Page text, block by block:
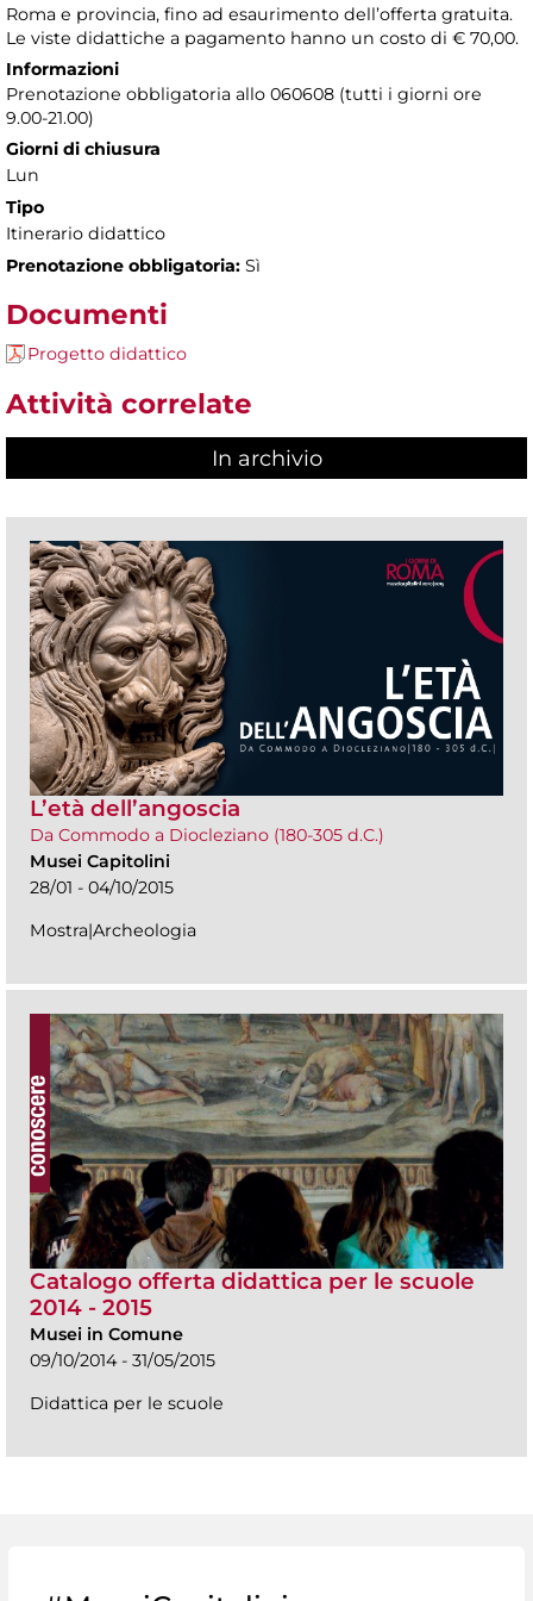
Roma e provincia, fino ad esaurimento dell’offerta gratuita.
Le viste didattiche a pagamento hanno un costo di € 70,00.
Informazioni
Prenotazione obbligatoria allo 060608 (tutti i giorni ore
9.00-21.00)
Giorni di chiusura
Lun
Tipo
Itinerario didattico
Prenotazione obbligatoria: Sì
Documenti
Progetto didattico
Attività correlate
In archivio
L’età dell’angoscia
Da Commodo a Diocleziano (180-305 d.C.)
Musei Capitolini
28/01 - 04/10/2015
Mostra|Archeologia
Catalogo offerta didattica per le scuole
2014 - 2015
Musei in Comune
09/10/2014 - 31/05/2015
Didattica per le scuole